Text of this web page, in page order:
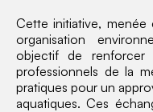
Cette initiative, menée
organisation
objectif de renforcer
professionnels de la
pratiques pour un
aquatiques. Ces